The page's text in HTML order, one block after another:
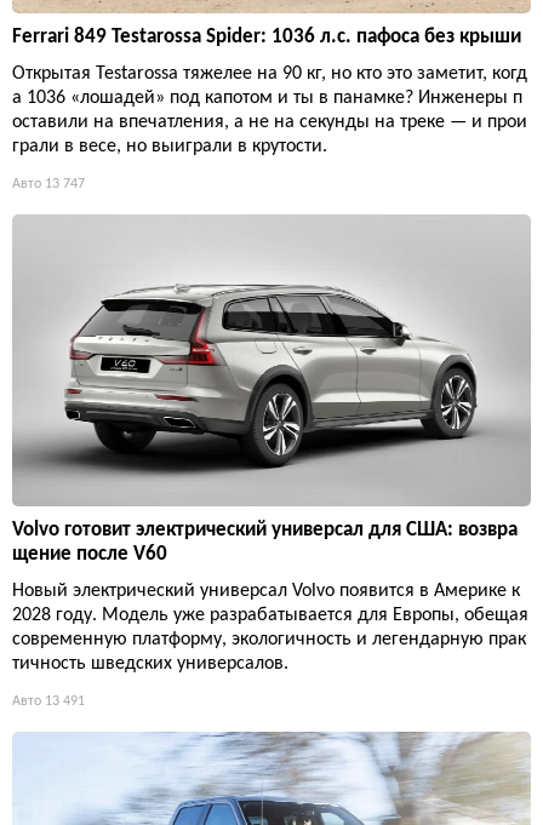
Ferrari 849 Testarossa Spider: 1036 л.с. пафоса без крыши
Открытая Testarossa тяжелее на 90 кг, но кто это заметит, когд
а 1036 «лошадей» под капотом и ты в панамке? Инженеры п
оставили на впечатления, а не на секунды на треке — и прои
грали в весе, но выиграли в крутости.
Авто 13 747
Volvo готовит электрический универсал для США: возвра
щение после V60
Новый электрический универсал Volvo появится в Америке к
2028 году. Модель уже разрабатывается для Европы, обещая
современную платформу, экологичность и легендарную прак
тичность шведских универсалов.
Авто 13 491